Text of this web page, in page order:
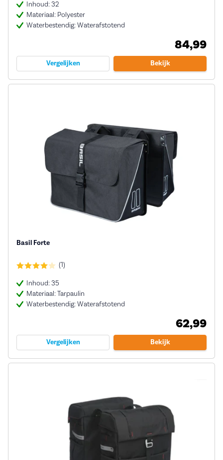
Inhoud: 32
Materiaal: Polyester
Waterbestendig: Waterafstotend
84,99
Vergelijken Bekijk
Basil Forte
(1)
Inhoud: 35
Materiaal: Tarpaulin
Waterbestendig: Waterafstotend
62,99
Vergelijken Bekijk